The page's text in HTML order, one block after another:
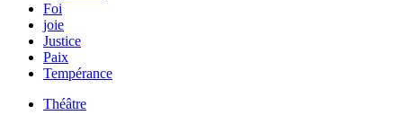
Foi
joie
Justice
Paix
Tempérance
Théâtre